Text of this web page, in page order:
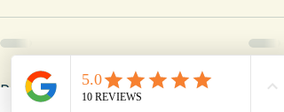
Posts récents Voir tout